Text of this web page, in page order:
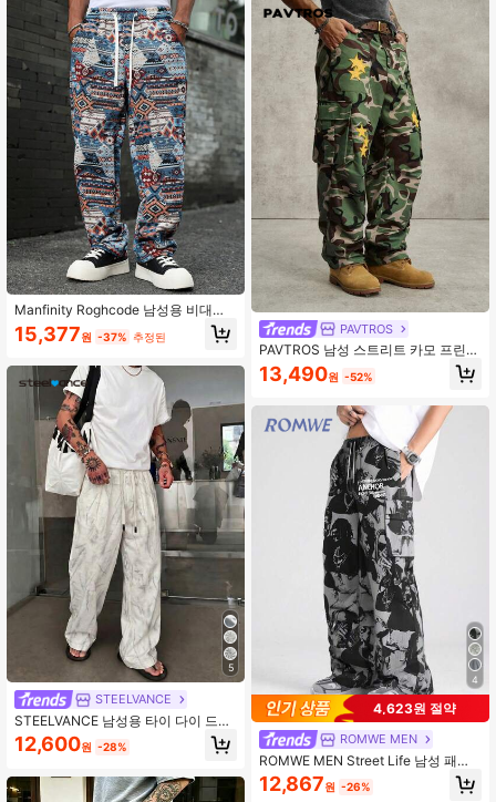
Manfinity Roghcode 남성용 비대칭
디자인 자카드 패턴 드로스트링 스트
레이트 레그 팬츠, 가을
15,377원 -37% 추정된
5
STEELVANCE
STEELVANCE 남성용 타이 다이 드로
스트링 허리 포켓 캐주얼 팬츠
12,600원 -28%
PAVTROS
PAVTROS 남성 스트리트 카모 프린트
스타 패치 카고 팬츠
13,490원 -52%
4
4,623원 절약
ROMWE MEN
ROMWE MEN Street Life 남성 패션
다용도 드로스트링 허리 전체 프린트
우븐 긴 바지, 가을
12,867원 -26%